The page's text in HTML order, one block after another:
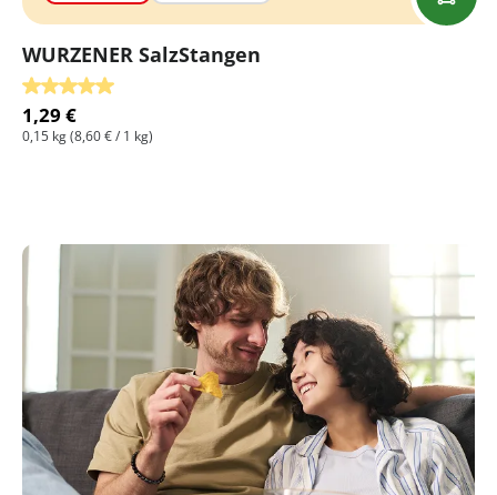
WURZENER SalzStangen
Durchschnittliche Bewertung von 5 von 5 Sternen
1,29 €
0,15 kg(8,60 € / 1 kg)